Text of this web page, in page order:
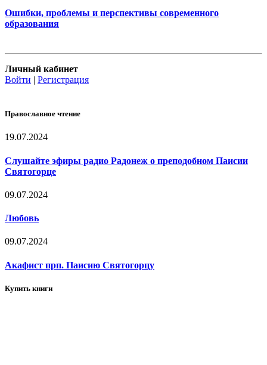
Ошибки, проблемы и перспективы современного
образования
Личный кабинет
Войти | Регистрация
Православное чтение
19.07.2024
Слушайте эфиры радио Радонеж о преподобном Паисии
Святогорце
09.07.2024
Любовь
09.07.2024
Акафист прп. Паисию Святогорцу
Купить книги